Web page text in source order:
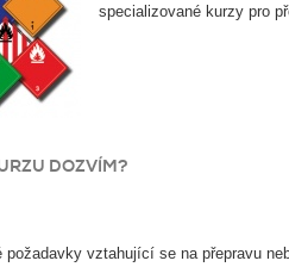
specializované kurzy pro
DOZVÍM?
požadavky vztahující se na přepravu